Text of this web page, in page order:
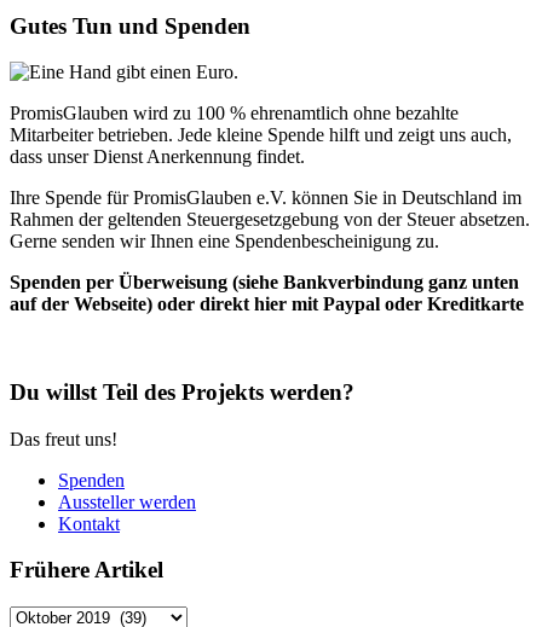
Gutes Tun und Spenden
PromisGlauben wird zu 100 % ehrenamtlich ohne bezahlte
Mitarbeiter betrieben. Jede kleine Spende hilft und zeigt uns auch,
dass unser Dienst Anerkennung findet.
Ihre Spende für PromisGlauben e.V. können Sie in Deutschland im
Rahmen der geltenden Steuergesetzgebung von der Steuer absetzen.
Gerne senden wir Ihnen eine Spendenbescheinigung zu.
Spenden per Überweisung (siehe Bankverbindung ganz unten
auf der Webseite) oder direkt hier mit Paypal oder Kreditkarte
Du willst Teil des Projekts werden?
Das freut uns!
Spenden
Aussteller werden
Kontakt
Frühere Artikel
Frühere